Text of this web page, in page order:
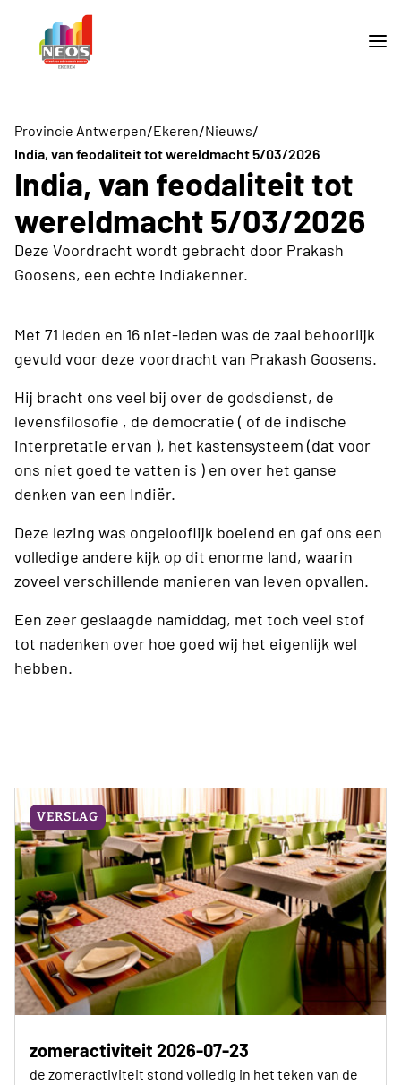
Provincie Antwerpen/Ekeren/Nieuws/
India, van feodaliteit tot wereldmacht 5/03/2026
India, van feodaliteit tot
wereldmacht 5/03/2026
Deze Voordracht wordt gebracht door Prakash
Goosens, een echte Indiakenner.
Met 71 leden en 16 niet-leden was de zaal behoorlijk
gevuld voor deze voordracht van Prakash Goosens.
Hij bracht ons veel bij over de godsdienst, de
levensfilosofie , de democratie ( of de indische
interpretatie ervan ), het kastensysteem (dat voor
ons niet goed te vatten is ) en over het ganse
denken van een Indiër.
Deze lezing was ongelooflijk boeiend en gaf ons een
volledige andere kijk op dit enorme land, waarin
zoveel verschillende manieren van leven opvallen.
Een zeer geslaagde namiddag, met toch veel stof
tot nadenken over hoe goed wij het eigenlijk wel
hebben.
VERSLAG
zomeractiviteit 2026-07-23
de zomeractiviteit stond volledig in het teken van de